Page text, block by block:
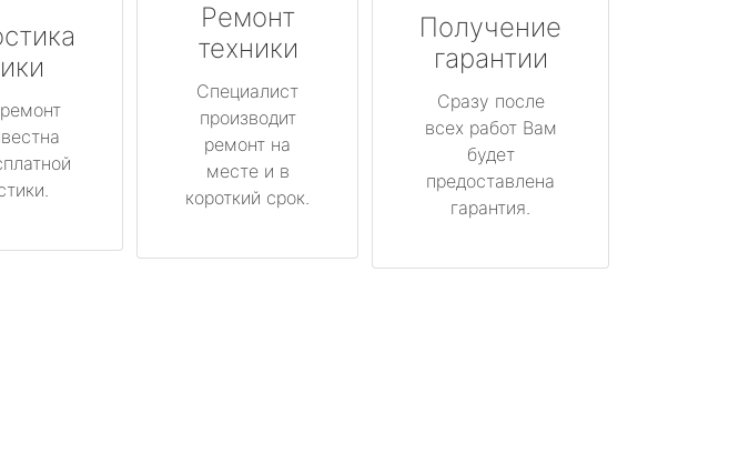
Ремонт
техники
Специалист
производит
ремонт на
месте и в
короткий срок.
Получение
гарантии
Сразу после
всех работ Вам
будет
предоставлена
гарантия.